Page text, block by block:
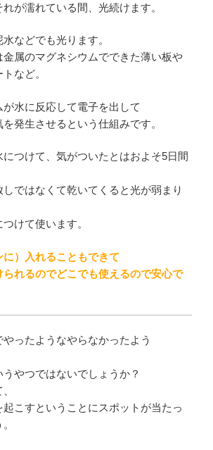
が濡れている間、光続けます。
などでも光ります。
属のマグネシウムでできた薄い板や
など。
が水に反応して電子を出して
発生させるという仕組みです。
つけて、気がついたとはおよそ5日間
しではなくて乾いてくると光が弱まり
けて使います。
に）入れることもできて
られるのでどこでも使えるので安心で
ったようなやらなかったよう
やつではないでしょうか？
こすということにスポットが当たっ